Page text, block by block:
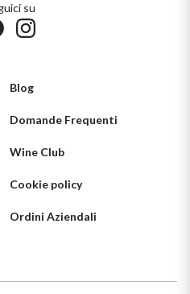
su
Blog
Domande Frequenti
Wine Club
Cookie policy
Ordini Aziendali